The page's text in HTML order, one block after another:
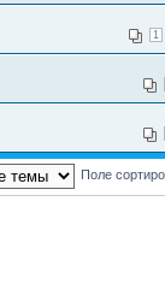
1
Поле